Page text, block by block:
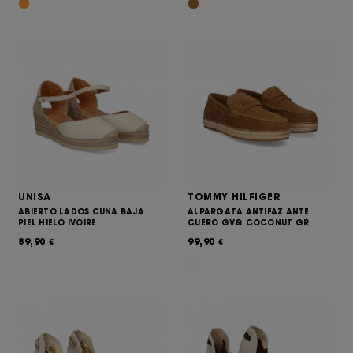
UNISA
ABIERTO LADOS CUNA BAJA
PIEL HIELO IVOIRE
89,90 €
TOMMY HILFIGER
ALPARGATA ANTIFAZ ANTE
CUERO GVQ COCONUT GR
99,90 €